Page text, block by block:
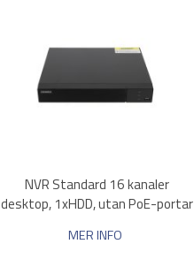
NVR Standard 16 kanaler
desktop, 1xHDD, utan PoE-portar
MER INFO